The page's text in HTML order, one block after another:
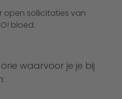
open sollicitaties van
bloed.
waarvoor je je bij